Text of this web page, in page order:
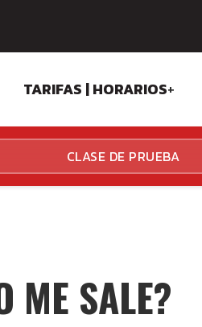
TARIFAS | HORARIOS+
TARIFAS ESTADIO
TARIFAS ALGABA
CLASE DE PRUEBA
ME SALE?